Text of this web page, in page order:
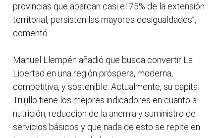
provincias que abarcan casi el 75% de la extensión
territorial, persisten las mayores desigualdades”,
comentó.
Manuel Llempén añadió que busca convertir La
Libertad en una región próspera, moderna,
competitiva, y sostenible. Actualmente, su capital
Trujillo tiene los mejores indicadores en cuanto a
nutrición, reducción de la anemia y suministro de
servicios básicos y que nada de esto se repite en